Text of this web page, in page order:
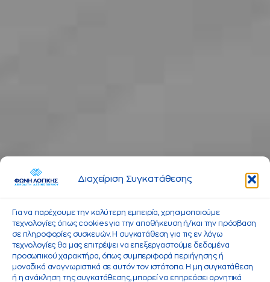
Διαχείριση Συγκατάθεσης
Για να παρέχουμε την καλύτερη εμπειρία, χρησιμοποιούμε
τεχνολογίες όπως cookies για την αποθήκευση ή/και την πρόσβαση
σε πληροφορίες συσκευών. Η συγκατάθεση για τις εν λόγω
τεχνολογίες θα μας επιτρέψει να επεξεργαστούμε δεδομένα
προσωπικού χαρακτήρα, όπως συμπεριφορά περιήγησης ή
μοναδικά αναγνωριστικά σε αυτόν τον ιστότοπο. Η μη συγκατάθεση
ή η ανάκληση της συγκατάθεσης, μπορεί να επηρεάσει αρνητικά